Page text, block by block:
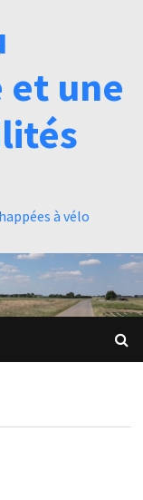
une
à vélo